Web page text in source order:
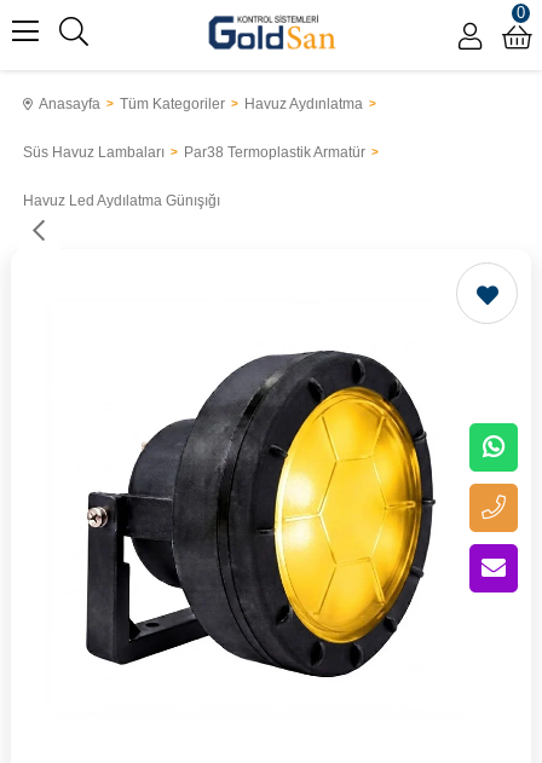
0
Anasayfa Tüm Kategoriler Havuz Aydınlatma
Süs Havuz Lambaları Par38 Termoplastik Armatür
Havuz Led Aydılatma Günışığı